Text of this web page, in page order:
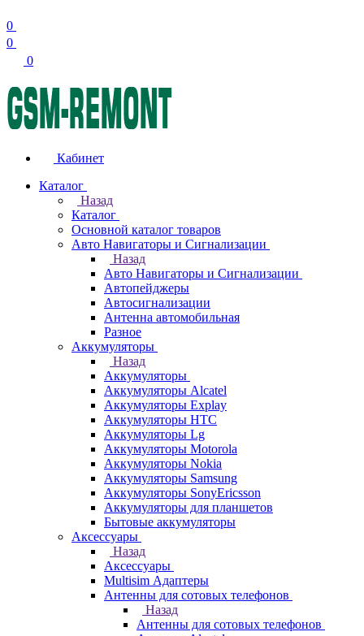
0
0
0
Кабинет
Каталог
Назад
Каталог
Основной каталог товаров
Авто Навигаторы и Сигнализации
Назад
Авто Навигаторы и Сигнализации
Автопейджеры
Автосигнализации
Антенна автомобильная
Разное
Аккумуляторы
Назад
Аккумуляторы
Аккумуляторы Alcatel
Аккумуляторы Explay
Аккумуляторы HTC
Аккумуляторы Lg
Аккумуляторы Motorola
Аккумуляторы Nokia
Аккумуляторы Samsung
Аккумуляторы SonyEricsson
Аккумуляторы для планшетов
Бытовые аккумуляторы
Аксессуары
Назад
Аксессуары
Multisim Адаптеры
Антенны для сотовых телефонов
Назад
Антенны для сотовых телефонов